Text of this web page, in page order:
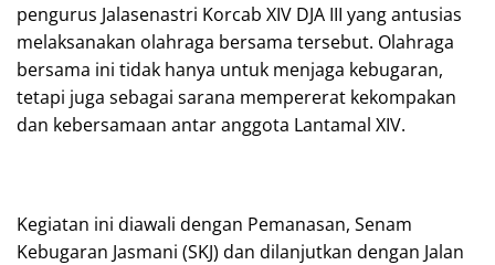
pengurus Jalasenastri Korcab XIV DJA III yang antusias
melaksanakan olahraga bersama tersebut. Olahraga
bersama ini tidak hanya untuk menjaga kebugaran,
tetapi juga sebagai sarana mempererat kekompakan
dan kebersamaan antar anggota Lantamal XIV.
Kegiatan ini diawali dengan Pemanasan, Senam
Kebugaran Jasmani (SKJ) dan dilanjutkan dengan Jalan